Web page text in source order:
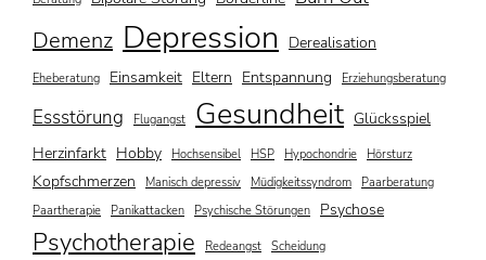
Demenz Depression Derealisation
Eheberatung Einsamkeit Eltern Entspannung Erziehungsberatung
Essstörung Flugangst Gesundheit Glücksspiel
Herzinfarkt Hobby Hochsensibel HSP Hypochondrie Hörsturz
Kopfschmerzen Manisch depressiv Müdigkeitssyndrom
Paarberatung
Paartherapie
Panikattacken Psychische Störungen Psychose
Psychotherapie Redeangst Scheidung